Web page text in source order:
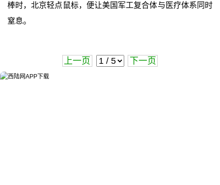
棒时，北京轻点鼠标，便让美国军工复合体与医疗体系同时
窒息。
上一页 下一页